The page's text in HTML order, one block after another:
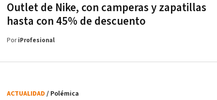
Outlet de Nike, con camperas y zapatillas
hasta con 45% de descuento
PoriProfesional
ACTUALIDAD / Polémica